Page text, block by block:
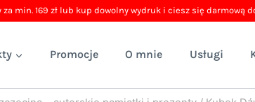
za min. 169 zł lub kup dowolny wydruk i ciesz się darmową
Promocje O mnie Usługi